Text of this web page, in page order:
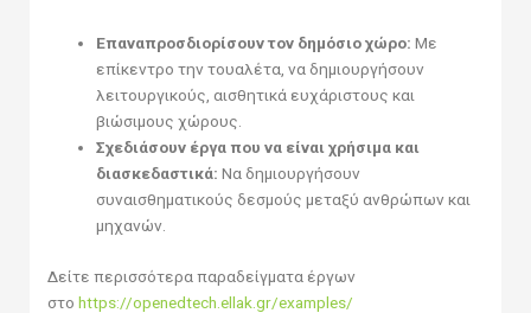
Επαναπροσδιορίσουν τον δημόσιο χώρο: Με
επίκεντρο την τουαλέτα, να δημιουργήσουν
λειτουργικούς, αισθητικά ευχάριστους και
βιώσιμους χώρους.
Σχεδιάσουν έργα που να είναι χρήσιμα και
διασκεδαστικά: Να δημιουργήσουν
συναισθηματικούς δεσμούς μεταξύ ανθρώπων και
μηχανών.
Δείτε περισσότερα παραδείγματα έργων
στο https://openedtech.ellak.gr/examples/